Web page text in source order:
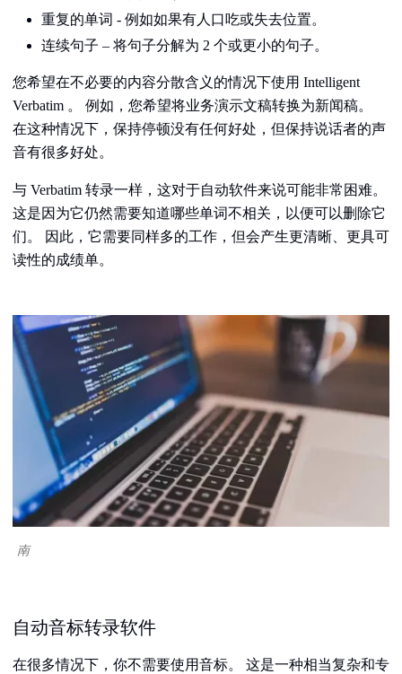
重复的单词 - 例如如果有人口吃或失去位置。
连续句子 – 将句子分解为 2 个或更小的句子。
您希望在不必要的内容分散含义的情况下使用 Intelligent
Verbatim 。 例如，您希望将业务演示文稿转换为新闻稿。
在这种情况下，保持停顿没有任何好处，但保持说话者的声
音有很多好处。
与 Verbatim 转录一样，这对于自动软件来说可能非常困难。
这是因为它仍然需要知道哪些单词不相关，以便可以删除它
们。 因此，它需要同样多的工作，但会产生更清晰、更具可
读性的成绩单。
南
自动音标转录软件
在很多情况下，你不需要使用音标。 这是一种相当复杂和专